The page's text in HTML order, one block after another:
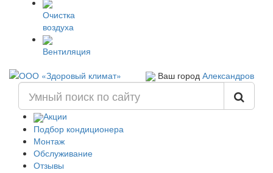
Очистка
воздуха
Вентиляция
Ваш город Александров
Акции
Подбор кондиционера
Монтаж
Обслуживание
Отзывы